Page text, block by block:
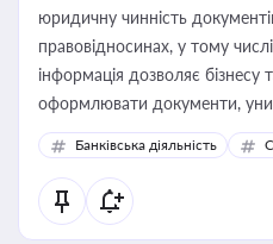
юридичну чинність
правовідносинах, у тому
інформація дозволяє
оформлювати документи,
забезпечувати їх належне
контрагентами
Банківська діяльність